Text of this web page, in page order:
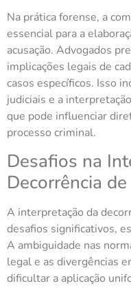
Na prática forense, a
essencial para a
acusação. Advogados
implicações legais de
casos específicos. Isso
judiciais e a
que pode influenciar
processo criminal.
Desafios na
Decorrência
A interpretação da
desafios significativos,
A ambiguidade nas
legal e as divergências
dificultar a aplicação